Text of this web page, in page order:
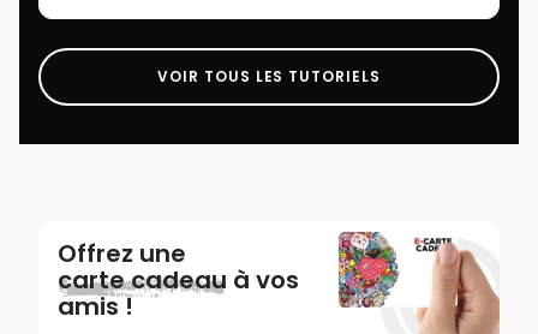
VOIR TOUS LES TUTORIELS
Offrez une
carte cadeau à vos
amis !